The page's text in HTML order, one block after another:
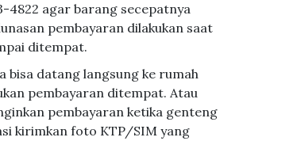
4822 agar barang secepatnya
pembayaran dilakukan saat
ditempat.
bisa datang langsung ke rumah
pembayaran ditempat. Atau
pembayaran ketika genteng
kirimkan foto KTP/SIM yang